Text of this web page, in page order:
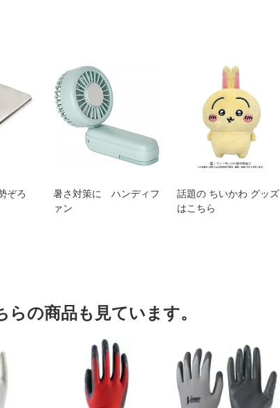
ぞろ
暑さ対策に ハンディフ
ァン
話題の ちいかわ グッズ
はこちら
の商品も見ています。